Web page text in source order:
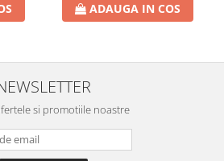
ADAUGA IN COS
si promotiile noastre